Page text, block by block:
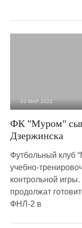
03 МАР 2022
ФК "Муром"
Дзержинска
Футбольный клуб
учебно-
контрольной
продолжат
ФНЛ-2 в